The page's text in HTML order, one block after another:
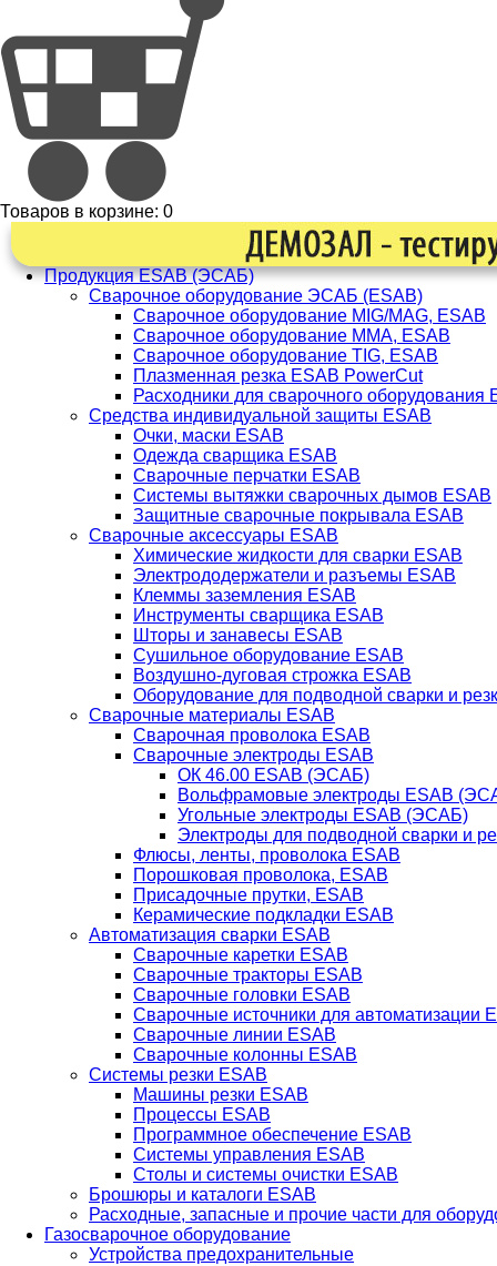
Товаров в корзине: 0
Продукция ESAB (ЭСАБ)
Сварочное оборудование ЭСАБ (ESAB)
Сварочное оборудование MIG/MAG, ESAB
Сварочное оборудование ММА, ESAB
Сварочное оборудование TIG, ESAB
Плазменная резка ESAB PowerCut
Расходники для сварочного оборудования
Средства индивидуальной защиты ESAB
Очки, маски ESAB
Одежда сварщика ESAB
Сварочные перчатки ESAB
Системы вытяжки сварочных дымов ESAB
Защитные сварочные покрывала ESAB
Сварочные аксессуары ESAB
Химические жидкости для сварки ESAB
Электрододержатели и разъемы ESAB
Клеммы заземления ESAB
Инструменты сварщика ESAB
Шторы и занавесы ESAB
Сушильное оборудование ESAB
Воздушно-дуговая строжка ESAB
Оборудование для подводной сварки и
Сварочные материалы ESAB
Сварочная проволока ESAB
Сварочные электроды ESAB
ОК 46.00 ESAB (ЭСАБ)
Вольфрамовые электроды ESAB
Угольные электроды ESAB (ЭСАБ)
Электроды для подводной сварки и
Флюсы, ленты, проволока ESAB
Порошковая проволока, ESAB
Присадочные прутки, ESAB
Керамические подкладки ESAB
Автоматизация сварки ESAB
Сварочные каретки ESAB
Сварочные тракторы ESAB
Сварочные головки ESAB
Сварочные источники для автоматизации
Сварочные линии ESAB
Сварочные колонны ESAB
Системы резки ESAB
Машины резки ESAB
Процессы ESAB
Программное обеспечение ESAB
Системы управления ESAB
Столы и системы очистки ESAB
Брошюры и каталоги ESAB
Расходные, запасные и прочие части для
Газосварочное оборудование
Устройства предохранительные